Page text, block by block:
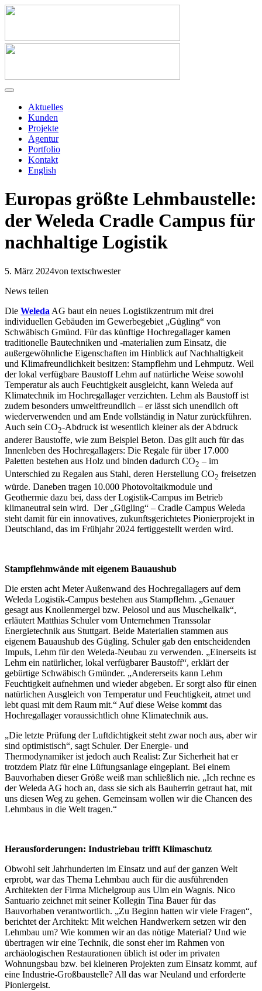
Aktuelles
Kunden
Projekte
Agentur
Portfolio
Kontakt
English
Europas größte Lehmbaustelle:
der Weleda Cradle Campus für
nachhaltige Logistik
5. März 2024von textschwester
News teilen
Die Weleda AG baut ein neues Logistikzentrum mit drei
individuellen Gebäuden im Gewerbegebiet „Gügling“ von
Schwäbisch Gmünd. Für das künftige Hochregallager kamen
traditionelle Bautechniken und -materialien zum Einsatz, die
außergewöhnliche Eigenschaften im Hinblick auf Nachhaltigkeit
und Klimafreundlichkeit besitzen: Stampflehm und Lehmputz. Weil
der lokal verfügbare Baustoff Lehm auf natürliche Weise sowohl
Temperatur als auch Feuchtigkeit ausgleicht, kann Weleda auf
Klimatechnik im Hochregallager verzichten. Lehm als Baustoff ist
zudem besonders umweltfreundlich – er lässt sich unendlich oft
wiederverwenden und am Ende vollständig in Natur zurückführen.
Auch sein CO2-Abdruck ist wesentlich kleiner als der Abdruck
anderer Baustoffe, wie zum Beispiel Beton. Das gilt auch für das
Innenleben des Hochregallagers: Die Regale für über 17.000
Paletten bestehen aus Holz und binden dadurch CO2 – im
Unterschied zu Regalen aus Stahl, deren Herstellung CO2 freisetzen
würde. Daneben tragen 10.000 Photovoltaikmodule und
Geothermie dazu bei, dass der Logistik-Campus im Betrieb
klimaneutral sein wird. Der „Gügling“ – Cradle Campus Weleda
steht damit für ein innovatives, zukunftsgerichtetes Pionierprojekt in
Deutschland, das im Frühjahr 2024 fertiggestellt werden wird.
Stampflehmwände mit eigenem Bauaushub
Die ersten acht Meter Außenwand des Hochregallagers auf dem
Weleda Logistik-Campus bestehen aus Stampflehm. „Genauer
gesagt aus Knollenmergel bzw. Pelosol und aus Muschelkalk“,
erläutert Matthias Schuler vom Unternehmen Transsolar
Energietechnik aus Stuttgart. Beide Materialien stammen aus
eigenem Bauaushub des Gügling. Schuler gab den entscheidenden
Impuls, Lehm für den Weleda-Neubau zu verwenden. „Einerseits ist
Lehm ein natürlicher, lokal verfügbarer Baustoff“, erklärt der
gebürtige Schwäbisch Gmünder. „Andererseits kann Lehm
Feuchtigkeit aufnehmen und wieder abgeben. Er sorgt also für einen
natürlichen Ausgleich von Temperatur und Feuchtigkeit, atmet und
lebt quasi mit dem Raum mit.“ Auf diese Weise kommt das
Hochregallager voraussichtlich ohne Klimatechnik aus.
„Die letzte Prüfung der Luftdichtigkeit steht zwar noch aus, aber wir
sind optimistisch“, sagt Schuler. Der Energie- und
Thermodynamiker ist jedoch auch Realist: Zur Sicherheit hat er
trotzdem Platz für eine Lüftungsanlage eingeplant. Bei einem
Bauvorhaben dieser Größe weiß man schließlich nie. „Ich rechne es
der Weleda AG hoch an, dass sie sich als Bauherrin getraut hat, mit
uns diesen Weg zu gehen. Gemeinsam wollen wir die Chancen des
Lehmbaus in die Welt tragen.“
Herausforderungen: Industriebau trifft Klimaschutz
Obwohl seit Jahrhunderten im Einsatz und auf der ganzen Welt
erprobt, war das Thema Lehmbau auch für die ausführenden
Architekten der Firma Michelgroup aus Ulm ein Wagnis. Nico
Santuario zeichnet mit seiner Kollegin Tina Bauer für das
Bauvorhaben verantwortlich. „Zu Beginn hatten wir viele Fragen“,
berichtet der Architekt: Mit welchen Handwerkern setzen wir den
Lehmbau um? Wie kommen wir an das nötige Material? Und wie
übertragen wir eine Technik, die sonst eher im Rahmen von
archäologischen Restaurationen üblich ist oder im privaten
Wohnungsbau bzw. bei kleineren Projekten zum Einsatz kommt, auf
eine Industrie-Großbaustelle? All das war Neuland und erforderte
Pioniergeist.